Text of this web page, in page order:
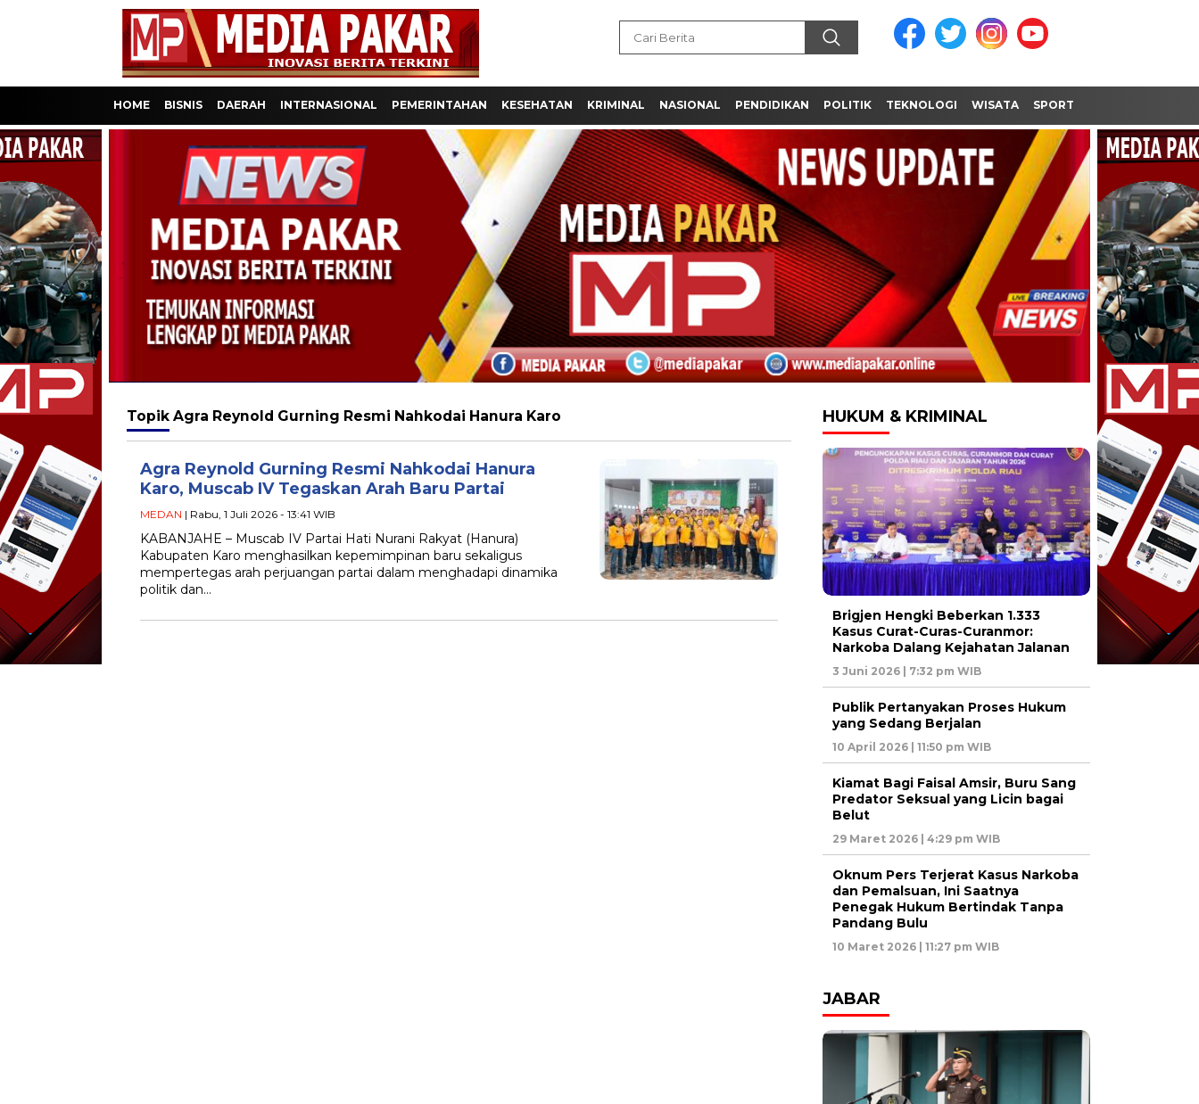
HOME BISNIS DAERAH INTERNASIONAL PEMERINTAHAN KESEHATAN KRIMINAL NASIONAL PENDIDIKAN POLITIK TEKNOLOGI WISATA SPORT
Topik Agra Reynold Gurning Resmi Nahkodai Hanura Karo
Agra Reynold Gurning Resmi Nahkodai Hanura
Karo, Muscab IV Tegaskan Arah Baru Partai
MEDAN | Rabu, 1 Juli 2026 - 13:41 WIB
KABANJAHE – Muscab IV Partai Hati Nurani Rakyat (Hanura)
Kabupaten Karo menghasilkan kepemimpinan baru sekaligus
mempertegas arah perjuangan partai dalam menghadapi dinamika
politik dan…
HUKUM & KRIMINAL
Brigjen Hengki Beberkan 1.333
Kasus Curat-Curas-Curanmor:
Narkoba Dalang Kejahatan Jalanan
3 Juni 2026 | 7:32 pm WIB
Publik Pertanyakan Proses Hukum
yang Sedang Berjalan
10 April 2026 | 11:50 pm WIB
Kiamat Bagi Faisal Amsir, Buru Sang
Predator Seksual yang Licin bagai
Belut
29 Maret 2026 | 4:29 pm WIB
Oknum Pers Terjerat Kasus Narkoba
dan Pemalsuan, Ini Saatnya
Penegak Hukum Bertindak Tanpa
Pandang Bulu
10 Maret 2026 | 11:27 pm WIB
JABAR